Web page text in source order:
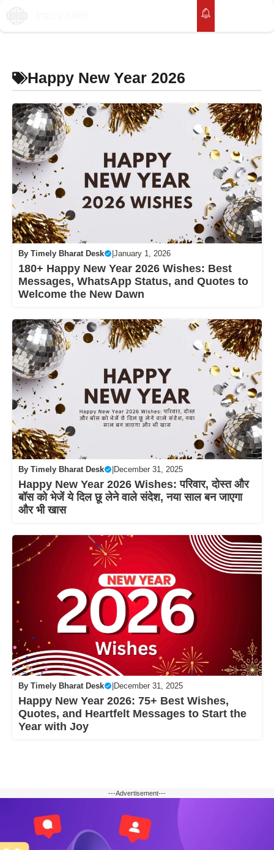
Skip
Happy New Year 2026
By Timely Bharat Desk January 1, 2026
180+ Happy New Year 2026 Wishes: Best
Messages, WhatsApp Status, and Quotes to
Welcome the New Dawn
By Timely Bharat Desk December 31, 2025
Happy New Year 2026 Wishes: परिवार, दोस्त और
बॉस को भेजें ये दिल छू लेने वाले संदेश, नया साल बन जाएगा
और भी खास
By Timely Bharat Desk December 31, 2025
Happy New Year 2026: 75+ Best Wishes,
Quotes, and Heartfelt Messages to Start the
Year with Joy
---Advertisement---